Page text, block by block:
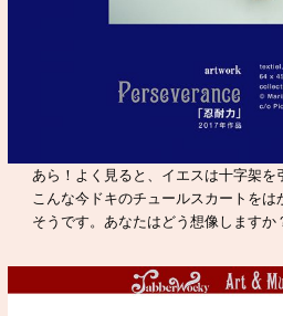
あら！よく見ると、イエスは十字架を
こんな今ドキのチュールスカートを
そうです。あなたはどう想像しますか